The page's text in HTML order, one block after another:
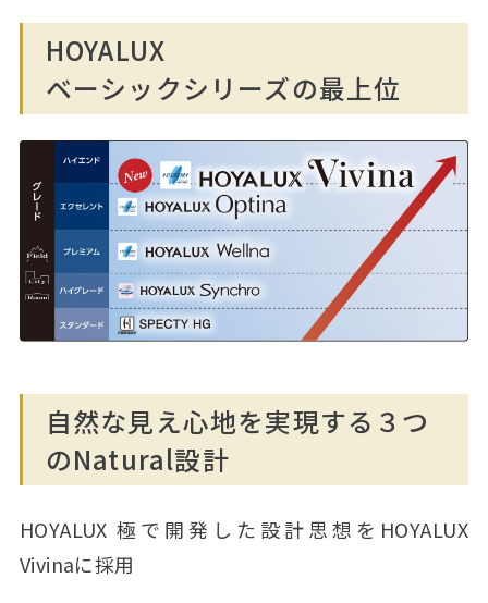
HOYALUX
ベーシックシリーズの最上位
自然な見え心地を実現する３つ
のNatural設計
HOYALUX 極で開発した設計思想をHOYALUX
Vivinaに採用